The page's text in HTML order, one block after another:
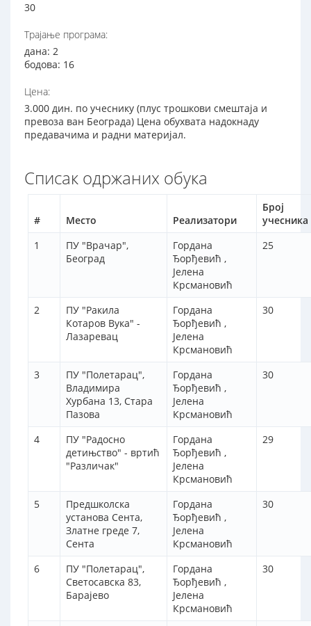
30
Трајање програма:
дана: 2
бодова: 16
Цена:
3.000 дин. по учеснику (плус трошкови смештаја и
превоза ван Београда) Цена обухвата надокнаду
предавачима и радни материјал.
Списак одржаних обука
# Место Реализатори
Број
учесника
1
ПУ "Врачар",
Београд
Гордана
Ђорђевић ,
Јелена
Крсмановић
25
2
ПУ "Ракила
Котаров Вука" -
Лазаревац
Гордана
Ђорђевић ,
Јелена
Крсмановић
30
3
ПУ "Полетарац",
Владимира
Хурбана 13, Стара
Пазова
Гордана
Ђорђевић ,
Јелена
Крсмановић
30
4
ПУ "Радосно
детињство" - вртић
"Различак"
Гордана
Ђорђевић ,
Јелена
Крсмановић
29
5
Предшколска
установа Сента,
Златне греде 7,
Сента
Гордана
Ђорђевић ,
Јелена
Крсмановић
30
6
ПУ "Полетарац",
Светосавска 83,
Барајево
Гордана
Ђорђевић ,
Јелена
Крсмановић
30